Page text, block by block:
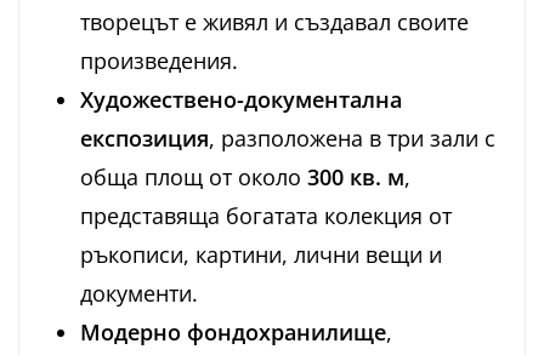
творецът е живял и създавал своите
произведения.
Художествено-документална
експозиция, разположена в три зали с
обща площ от около 300 кв. м,
представяща богатата колекция от
ръкописи, картини, лични вещи и
документи.
Модерно фондохранилище,